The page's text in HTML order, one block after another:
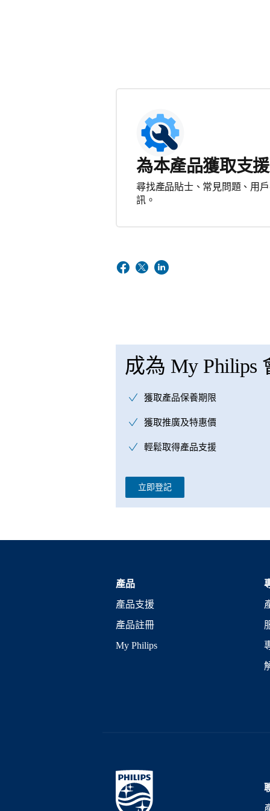
為本產品獲取支援
尋找產品貼士、常見問題、用
訊。
成為 My Philips
獲取產品保養期限
獲取推廣及特惠價
輕鬆取得產品支援
立即登記
產品
產品支援
產品註冊
My Philips